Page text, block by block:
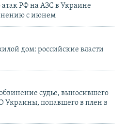
атак РФ на АЗС в Украине
с июнем
дом: российские власти
судье, выносившего
Украины, попавшего в плен в